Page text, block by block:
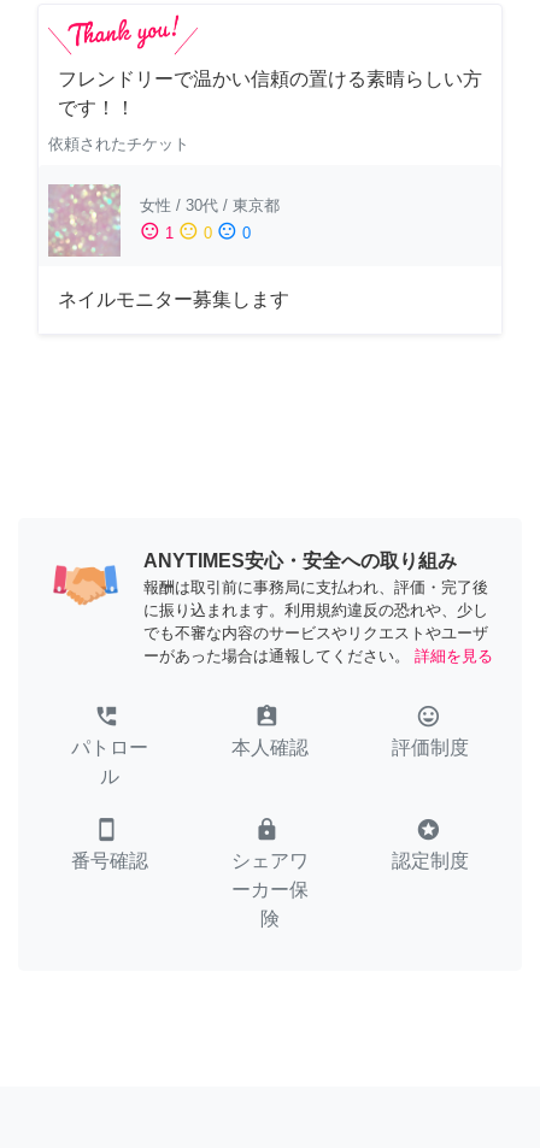
フレンドリーで温かい信頼の置ける素晴らしい方
です！！
依頼されたチケット
女性 / 30代 / 東京都
sentiment_satisfied 1 sentiment_neutral 0 sentiment_dissatisfied 0
ネイルモニター募集します
ANYTIMES安心・安全への取り組み
報酬は取引前に事務局に支払われ、評価・完了後
に振り込まれます。利用規約違反の恐れや、少し
でも不審な内容のサービスやリクエストやユーザ
ーがあった場合は通報してください。
詳細を見る
perm_phone_msg
パトロー
ル
assignment_ind
本人確認
tag_faces
評価制度
smartphone
番号確認
lock
シェアワ
ーカー保
険
stars
認定制度